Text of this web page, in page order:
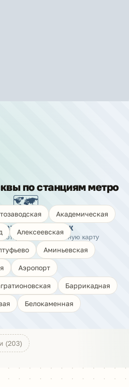
🗺️
карту моек
открыть интерактивную карту
по станциям метро
Академическая
Алексеевская
Аминьевская
Аэропорт
Баррикадная
Белокаменная
(203)